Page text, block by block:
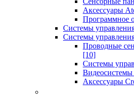
Аксессуары
Программное
Системы
Системы
Проводные
[10]
Системы
Видеосистемы
Аксессуары